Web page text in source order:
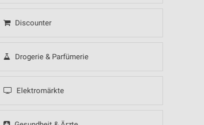
Discounter
Drogerie & Parfümerie
Elektromärkte